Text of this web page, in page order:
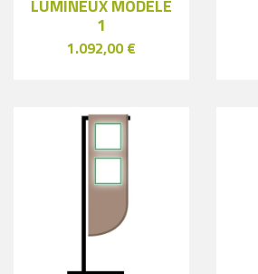
LUMINEUX MODÈLE
1
1.092,00 €